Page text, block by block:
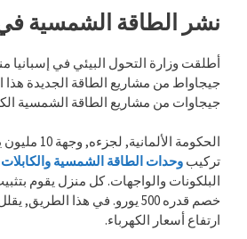
نشر الطاقة الشمسية في
جيجاوات من مشاريع الطاقة الشمسية
الحكومة
تركيب وحدات الطاقة الشمسية والكابلات
البلكونات والواجهات. كل منزل يقوم
خصم قدره 500 يورو. في هذا
ارتفاع أسعار الكهرباء.